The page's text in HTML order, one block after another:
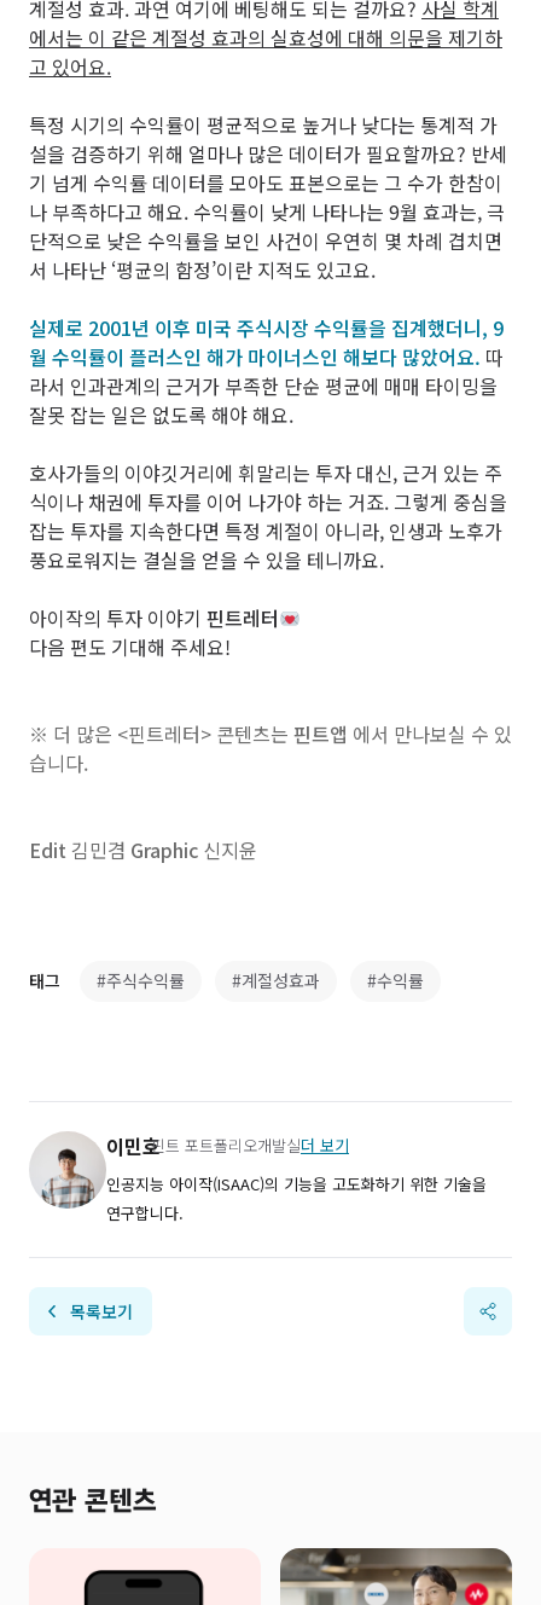
계절성 효과. 과연 여기에 베팅해도 되는 걸까요? 사실 학계
에서는 이 같은 계절성 효과의 실효성에 대해 의문을 제기하
고 있어요.
특정 시기의 수익률이 평균적으로 높거나 낮다는 통계적 가
설을 검증하기 위해 얼마나 많은 데이터가 필요할까요? 반세
기 넘게 수익률 데이터를 모아도 표본으로는 그 수가 한참이
나 부족하다고 해요. 수익률이 낮게 나타나는 9월 효과는, 극
단적으로 낮은 수익률을 보인 사건이 우연히 몇 차례 겹치면
서 나타난 ‘평균의 함정’이란 지적도 있고요.
실제로 2001년 이후 미국 주식시장 수익률을 집계했더니, 9
월 수익률이 플러스인 해가 마이너스인 해보다 많았어요. 따
라서 인과관계의 근거가 부족한 단순 평균에 매매 타이밍을
잘못 잡는 일은 없도록 해야 해요.
호사가들의 이야깃거리에 휘말리는 투자 대신, 근거 있는 주
식이나 채권에 투자를 이어 나가야 하는 거죠. 그렇게 중심을
잡는 투자를 지속한다면 특정 계절이 아니라, 인생과 노후가
풍요로워지는 결실을 얻을 수 있을 테니까요.
아이작의 투자 이야기 핀트레터
다음 편도 기대해 주세요!
※ 더 많은 <핀트레터> 콘텐츠는 핀트앱 에서 만나보실 수 있
습니다.
Edit 김민겸 Graphic 신지윤
태그 #주식수익률 #계절성효과 #수익률
이민호핀트 포트폴리오개발실더 보기
인공지능 아이작(ISAAC)의 기능을 고도화하기 위한 기술을
연구합니다.
목록보기
연관 콘텐츠